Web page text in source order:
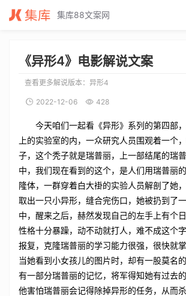
异形4电影解说文案_异形4电影解说词_异形4电影解说稿
集库88文案网
《异形4》电影解说文案
查看更多解说版本： 异形4
2022-12-06 428
今天咱们一起看《异形》系列的第四部
上的实验室的内，一众研究人员围观着一个
子，这个秃子就是瑞普丽，上一部结尾的瑞
中，我们现在看到的这个，是人们用瑞普丽
隆体，一群穿着白大褂的实验人员解剖了她
取出一只小异形，缝合完伤口，她被扔到了
中，醒来之后，赫然发现自己的左手上有个
性格十分暴躁，动不动就打人，难不成这个
报复，克隆瑞普丽的学习能力很强，很快就掌
当她看到小女孩儿的图片时，却有一股莫名
有一部分瑞普丽的记忆，将军得知她有过去的
他害怕瑞普丽会记得除掉异形的任务，从而